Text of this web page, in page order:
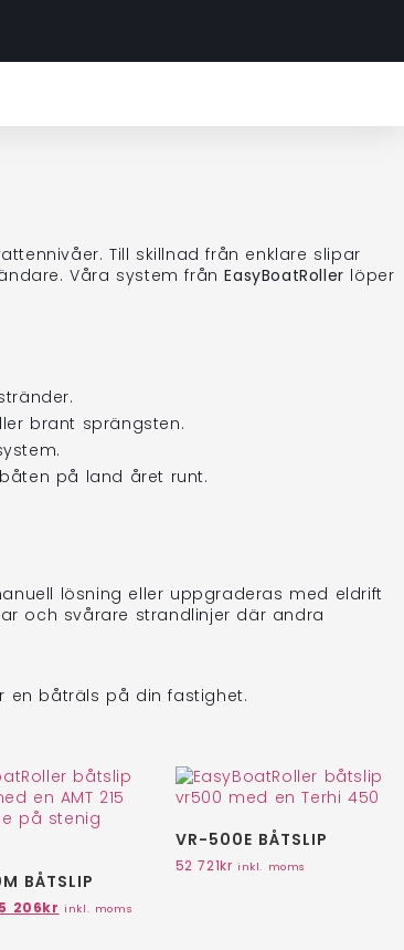
Till skillnad från enklare slipar
Våra system frånEasyBoatRoller löper
brant sprängsten.
på land året runt.
lösning eller uppgraderas med eldrift
och svårare strandlinjer där andra
en båträls på din fastighet.
BÅTSLIP
206kr inkl. moms
VR-500E BÅTSLIP
52 721kr inkl. moms